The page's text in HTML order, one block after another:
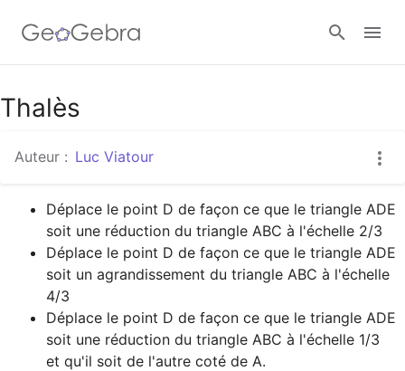
Google Classroom
Classe GeoGebra
Se connecter
Thalès
Auteur : Luc Viatour
Déplace le point D de façon ce que le triangle ADE
Déplace le point D de façon ce que le triangle ADE
soit un agrandissement du triangle ABC à l'échelle
Déplace le point D de façon ce que le triangle ADE
soit une réduction du triangle ABC à l'échelle 1/3
et qu'il soit de l'autre coté de A.